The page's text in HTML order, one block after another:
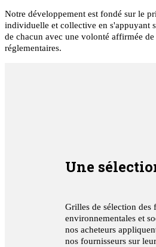
Notre développement est fondé sur le
individuelle et collective en s'appuyant
de chacun avec une volonté affirmée
réglementaires.
Une
Grilles de sélection des
environnementales et
nos acheteurs
nos fournisseurs sur